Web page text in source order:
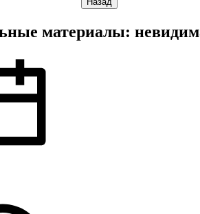
материалы: